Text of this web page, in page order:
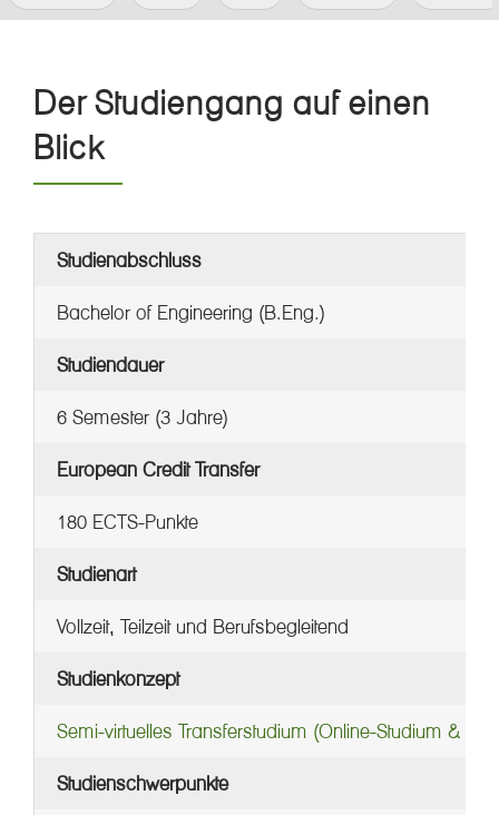
Der Studiengang auf einen
Blick
Studienabschluss
Bachelor of Engineering (B.Eng.)
Studiendauer
6 Semester (3 Jahre)
European Credit Transfer
180 ECTS-Punkte
Studienart
Vollzeit, Teilzeit und Berufsbegleitend
Studienkonzept
Semi-virtuelles Transferstudium (Online-Studium &
Studienschwerpunkte